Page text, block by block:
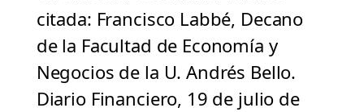
citada: Francisco Labbé, Decano
de la Facultad de Economía y
Negocios de la U. Andrés Bello.
Diario Financiero, 19 de julio de